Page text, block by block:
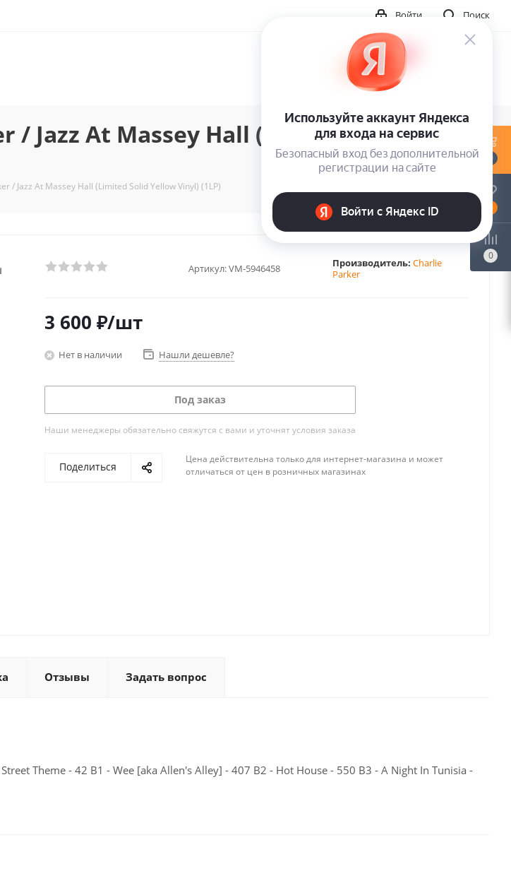
Поиск
Войти
Jazz At Massey Hall (Limited Solid
/ Jazz At Massey Hall (Limited Solid Yellow Vinyl) (1LP)
Артикул:VM-5946458 Производитель: Charlie
Parker
3 600 ₽/шт
Нет в наличии Нашли дешевле?
Под заказ
Наши менеджеры обязательно свяжутся с вами и уточнят условия заказа
Поделиться
Цена действительна только для интернет-магазина и может
отличаться от цен в розничных магазинах
Отзывы Задать вопрос
Theme - 42 B1 - Wee [aka Allen's Alley] - 407 B2 - Hot House - 550 B3 - A Night In Tunisia -
0
0
0